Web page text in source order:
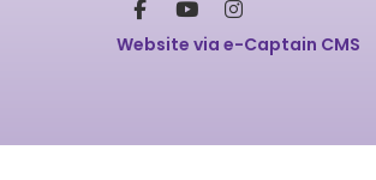
Website via e-Captain CMS